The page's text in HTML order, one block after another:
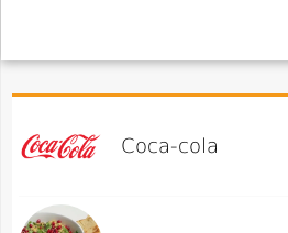
Coca-cola